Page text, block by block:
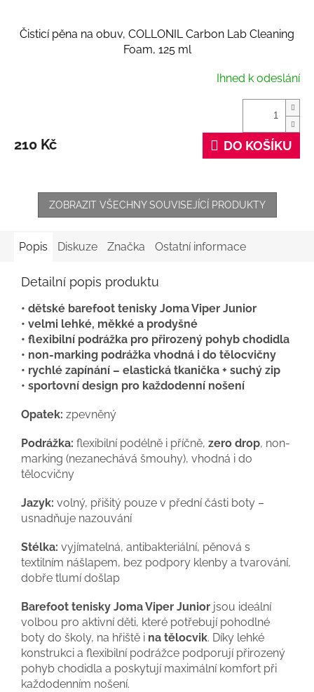
Čisticí pěna na obuv, COLLONIL Carbon Lab Cleaning
Foam, 125 ml
Ihned k odeslání
210 Kč DO KOŠÍKU
ZOBRAZIT VŠECHNY SOUVISEJÍCÍ PRODUKTY
Popis Diskuze Značka Ostatní informace
Detailní popis produktu
• dětské barefoot tenisky Joma Viper Junior
• velmi lehké, měkké a prodyšné
• flexibilní podrážka pro přirozený pohyb chodidla
• non-marking podrážka vhodná i do tělocvičny
• rychlé zapínání – elastická tkanička + suchý zip
• sportovní design pro každodenní nošení
Opatek: zpevněný
Podrážka: flexibilní podélně i příčně, zero drop, non-
marking (nezanechává šmouhy), vhodná i do
tělocvičny
Jazyk: volný, přišitý pouze v přední části boty –
usnadňuje nazouvání
Stélka: vyjímatelná, antibakteriální, pěnová s
textilním nášlapem, bez podpory klenby a tvarování,
dobře tlumí došlap
Barefoot tenisky Joma Viper Junior jsou ideální
volbou pro aktivní děti, které potřebují pohodlné
boty do školy, na hřiště i na tělocvik. Díky lehké
konstrukci a flexibilní podrážce podporují přirozený
pohyb chodidla a poskytují maximální komfort při
každodenním nošení.